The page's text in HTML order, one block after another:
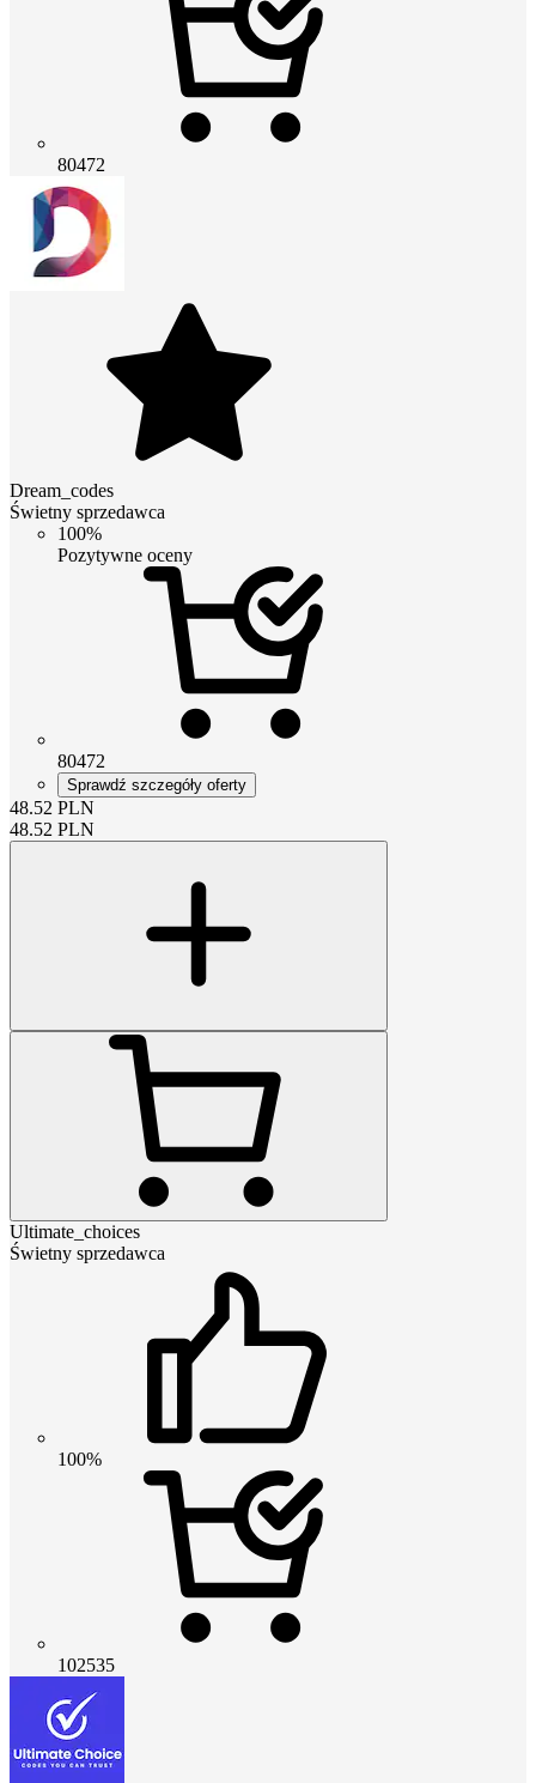
80472
Dream_codes
Świetny sprzedawca
100%
Pozytywne oceny
80472
Sprawdź szczegóły oferty
48.52 PLN
48.52 PLN
Ultimate_choices
Świetny sprzedawca
100%
102535